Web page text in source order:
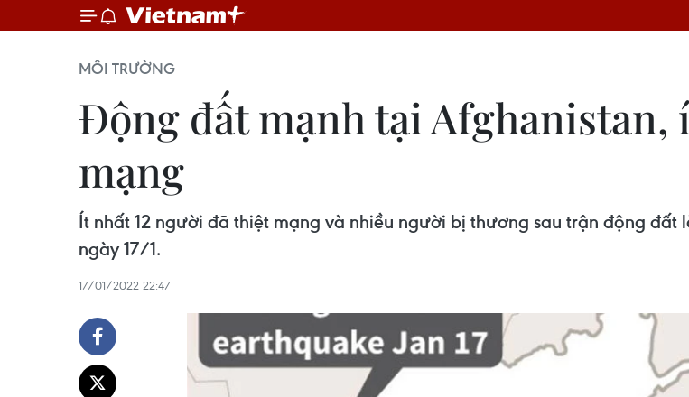
MÔI TRƯỜNG
Động đất mạnh tại Afghanistan,
mạng
Ít nhất 12 người đã thiệt mạng và nhiều người bị thương sau trận động đất
ngày 17/1.
17/01/2022 22:47